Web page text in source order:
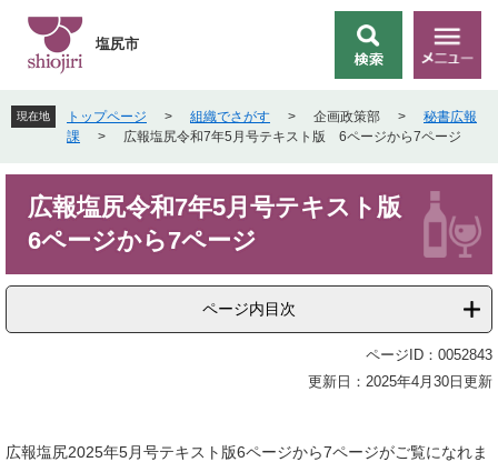
先
頭
す
を
飛
し
索
メ
ニ
ー
塩尻市
現在地 トップページ > 組織でさがす > 企画政策部 >
秘書広報
課
> 広報塩尻令和7年5月号テキスト版 6ページから7ページ
広報塩尻令和7年5月号テキスト版
6ページから7ページ
ページ内目次
ページID：0052843
更新日：2025年4月30日更新
広報塩尻2025年5月号テキスト版6ページから7ページがご覧になれま